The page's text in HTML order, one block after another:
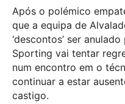
Após o polémico
que a equipa de
‘descontos’ ser
Sporting vai tentar
num encontro em o
continuar a estar
castigo.